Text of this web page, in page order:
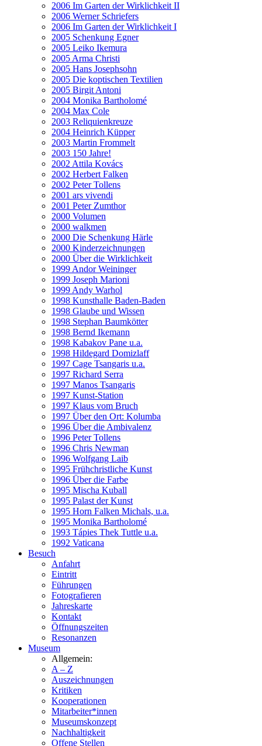
2006 Im Garten der Wirklichkeit II
2006 Werner Schriefers
2006 Im Garten der Wirklichkeit I
2005 Schenkung Egner
2005 Leiko Ikemura
2005 Arma Christi
2005 Hans Josephsohn
2005 Die koptischen Textilien
2005 Birgit Antoni
2004 Monika Bartholomé
2004 Max Cole
2003 Reliquienkreuze
2004 Heinrich Küpper
2003 Martin Frommelt
2003 150 Jahre!
2002 Attila Kovács
2002 Herbert Falken
2002 Peter Tollens
2001 ars vivendi
2001 Peter Zumthor
2000 Volumen
2000 walkmen
2000 Die Schenkung Härle
2000 Kinderzeichnungen
2000 Über die Wirklichkeit
1999 Andor Weininger
1999 Joseph Marioni
1999 Andy Warhol
1998 Kunsthalle Baden-Baden
1998 Glaube und Wissen
1998 Stephan Baumkötter
1998 Bernd Ikemann
1998 Kabakov Pane u.a.
1998 Hildegard Domizlaff
1997 Cage Tsangaris u.a.
1997 Richard Serra
1997 Manos Tsangaris
1997 Kunst-Station
1997 Klaus vom Bruch
1997 Über den Ort: Kolumba
1996 Über die Ambivalenz
1996 Peter Tollens
1996 Chris Newman
1996 Wolfgang Laib
1995 Frühchristliche Kunst
1996 Über die Farbe
1995 Mischa Kuball
1995 Palast der Kunst
1995 Horn Falken Michals, u.a.
1995 Monika Bartholomé
1993 Tápies Thek Tuttle u.a.
1992 Vaticana
Besuch
Anfahrt
Eintritt
Führungen
Fotografieren
Jahreskarte
Kontakt
Öffnungszeiten
Resonanzen
Museum
Allgemein:
A – Z
Auszeichnungen
Kritiken
Kooperationen
Mitarbeiter*innen
Museumskonzept
Nachhaltigkeit
Offene Stellen